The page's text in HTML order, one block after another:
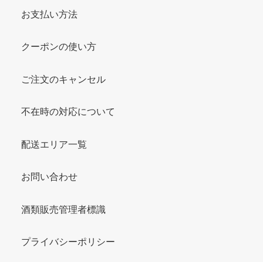
お支払い方法
クーポンの使い方
ご注文のキャンセル
不在時の対応について
配送エリア一覧
お問い合わせ
酒類販売管理者標識
プライバシーポリシー